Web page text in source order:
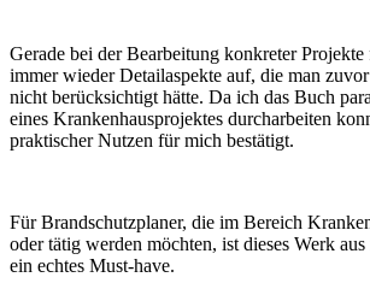
Gerade bei der Bearbeitung konkreter
immer wieder Detailaspekte auf, die man
nicht berücksichtigt hätte. Da ich das Buch
eines Krankenhausprojektes durcharbeiten
praktischer Nutzen für mich bestätigt.
Für Brandschutzplaner, die im Bereich
oder tätig werden möchten, ist dieses Werk
ein echtes Must-have.